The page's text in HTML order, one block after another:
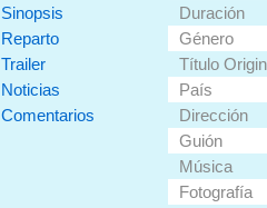
Sinopsis
Reparto
Trailer
Noticias
Comentarios
Duración
Género
Título
País
Dirección
Guión
Música
Fotografía